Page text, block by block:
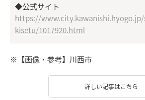
◆公式サイト
https://
kisetu/1017920.html
※【画像・参考】川西市
詳しい記事はこちら